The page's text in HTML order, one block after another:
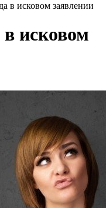
в исковом заявлении
исковом